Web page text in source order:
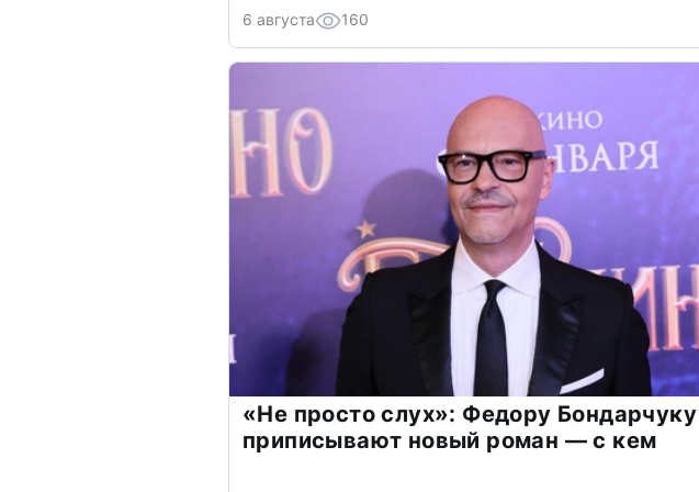
6 августа 160
«Не просто слух»: Федору Бондарчуку
приписывают новый роман — с кем